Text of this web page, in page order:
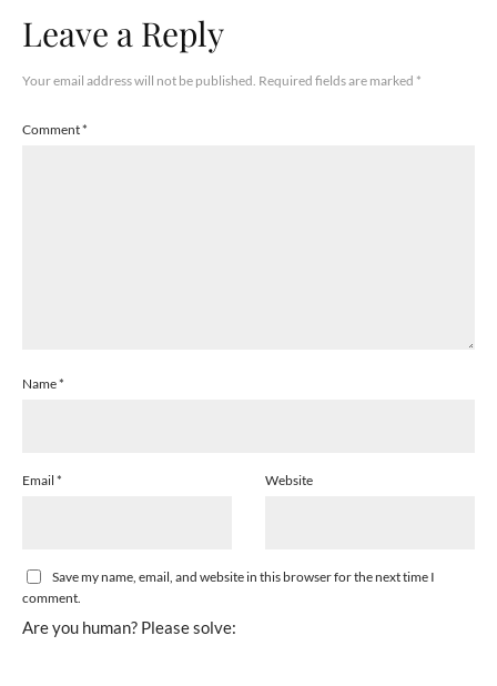
Leave a Reply
Your email address will not be published. Required fields are marked *
Comment*
Name*
Email * Website
Save my name, email, and website in this browser for the next time I
comment.
Are you human? Please solve: